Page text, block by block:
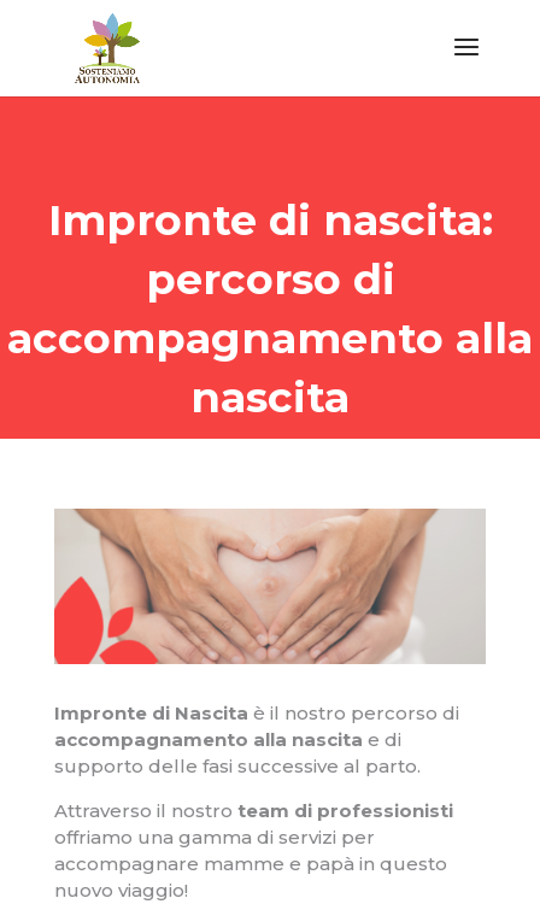
Impronte di nascita:
percorso di
accompagnamento alla
nascita
Impronte di Nascita è il nostro percorso di
accompagnamento alla nascita e di
supporto delle fasi successive al parto.
Attraverso il nostro team di professionisti
offriamo una gamma di servizi per
accompagnare mamme e papà in questo
nuovo viaggio!